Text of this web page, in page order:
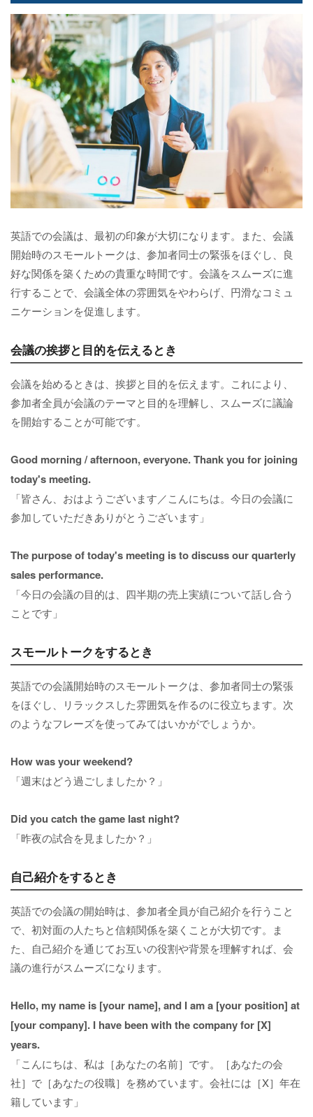
英語での会議は、最初の印象が大切になります。また、会議
開始時のスモールトークは、参加者同士の緊張をほぐし、良
好な関係を築くための貴重な時間です。会議をスムーズに進
行することで、会議全体の雰囲気をやわらげ、円滑なコミュ
ニケーションを促進します。
会議の挨拶と目的を伝えるとき
会議を始めるときは、挨拶と目的を伝えます。これにより、
参加者全員が会議のテーマと目的を理解し、スムーズに議論
を開始することが可能です。
Good morning / afternoon, everyone. Thank you for joining
today's meeting.
「皆さん、おはようございます／こんにちは。今日の会議に
参加していただきありがとうございます」
The purpose of today's meeting is to discuss our quarterly
sales performance.
「今日の会議の目的は、四半期の売上実績について話し合う
ことです」
スモールトークをするとき
英語での会議開始時のスモールトークは、参加者同士の緊張
をほぐし、リラックスした雰囲気を作るのに役立ちます。次
のようなフレーズを使ってみてはいかがでしょうか。
How was your weekend?
「週末はどう過ごしましたか？」
Did you catch the game last night?
「昨夜の試合を見ましたか？」
自己紹介をするとき
英語での会議の開始時は、参加者全員が自己紹介を行うこと
で、初対面の人たちと信頼関係を築くことが大切です。ま
た、自己紹介を通じてお互いの役割や背景を理解すれば、会
議の進行がスムーズになります。
Hello, my name is [your name], and I am a [your position] at
[your company]. I have been with the company for [X]
years.
「こんにちは、私は［あなたの名前］です。［あなたの会
社］で［あなたの役職］を務めています。会社には［X］年在
籍しています」